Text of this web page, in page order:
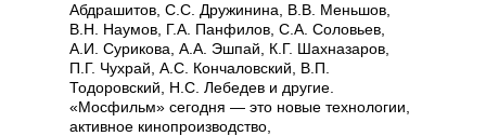
Абдрашитов, С.С. Дружинина, В.В. Меньшов,
В.Н. Наумов, Г.А. Панфилов, С.А. Соловьев,
А.И. Сурикова, А.А. Эшпай, К.Г. Шахназаров,
П.Г. Чухрай, А.С. Кончаловский, В.П.
Тодоровский, Н.С. Лебедев и другие.
«Мосфильм» сегодня — это новые технологии,
активное кинопроизводство,